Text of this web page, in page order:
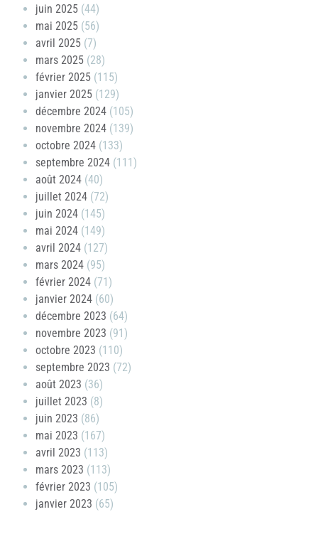
juin 2025 (44)
mai 2025 (56)
avril 2025 (7)
mars 2025 (28)
février 2025 (115)
janvier 2025 (129)
décembre 2024 (105)
novembre 2024 (139)
octobre 2024 (133)
septembre 2024 (111)
août 2024 (40)
juillet 2024 (72)
juin 2024 (145)
mai 2024 (149)
avril 2024 (127)
mars 2024 (95)
février 2024 (71)
janvier 2024 (60)
décembre 2023 (64)
novembre 2023 (91)
octobre 2023 (110)
septembre 2023 (72)
août 2023 (36)
juillet 2023 (8)
juin 2023 (86)
mai 2023 (167)
avril 2023 (113)
mars 2023 (113)
février 2023 (105)
janvier 2023 (65)